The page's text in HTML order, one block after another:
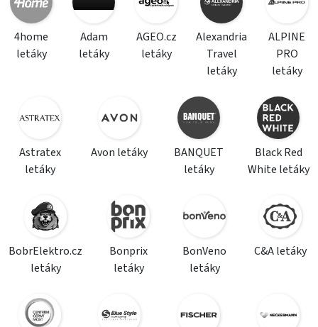
4home
letáky
Adam
letáky
AGEO.cz
letáky
Alexandria
Travel
letáky
ALPINE
PRO
letáky
Astratex
letáky
Avon letáky
BANQUET
letáky
Black Red
White letáky
BobrElektro.cz
letáky
Bonprix
letáky
BonVeno
letáky
C&A letáky